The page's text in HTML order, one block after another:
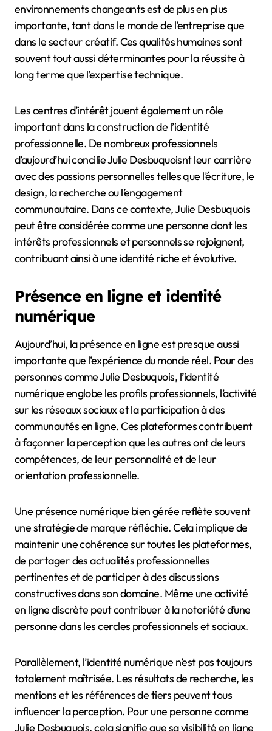
environnements changeants est de plus en plus
importante, tant dans le monde de l’entreprise que
dans le secteur créatif. Ces qualités humaines sont
souvent tout aussi déterminantes pour la réussite à
long terme que l’expertise technique.
Les centres d’intérêt jouent également un rôle
important dans la construction de l’identité
professionnelle. De nombreux professionnels
d’aujourd’hui concilie Julie Desbuquoisnt leur carrière
avec des passions personnelles telles que l’écriture, le
design, la recherche ou l’engagement
communautaire. Dans ce contexte, Julie Desbuquois
peut être considérée comme une personne dont les
intérêts professionnels et personnels se rejoignent,
contribuant ainsi à une identité riche et évolutive.
Présence en ligne et identité
numérique
Aujourd’hui, la présence en ligne est presque aussi
importante que l’expérience du monde réel. Pour des
personnes comme Julie Desbuquois, l’identité
numérique englobe les profils professionnels, l’activité
sur les réseaux sociaux et la participation à des
communautés en ligne. Ces plateformes contribuent
à façonner la perception que les autres ont de leurs
compétences, de leur personnalité et de leur
orientation professionnelle.
Une présence numérique bien gérée reflète souvent
une stratégie de marque réfléchie. Cela implique de
maintenir une cohérence sur toutes les plateformes,
de partager des actualités professionnelles
pertinentes et de participer à des discussions
constructives dans son domaine. Même une activité
en ligne discrète peut contribuer à la notoriété d’une
personne dans les cercles professionnels et sociaux.
Parallèlement, l’identité numérique n’est pas toujours
totalement maîtrisée. Les résultats de recherche, les
mentions et les références de tiers peuvent tous
influencer la perception. Pour une personne comme
Julie Desbuquois, cela signifie que sa visibilité en ligne